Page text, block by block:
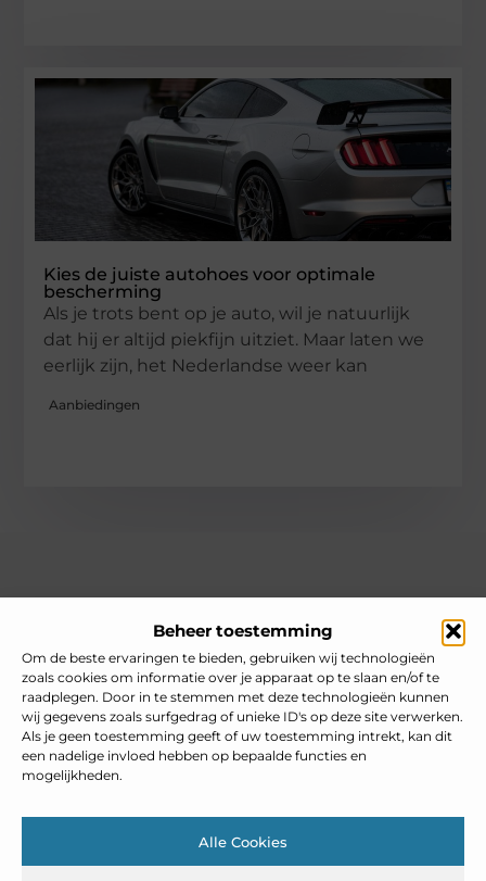
Beheer toestemming
Om de beste ervaringen te bieden, gebruiken wij technologieën
zoals cookies om informatie over je apparaat op te slaan en/of te
raadplegen. Door in te stemmen met deze technologieën kunnen
wij gegevens zoals surfgedrag of unieke ID's op deze site verwerken.
Als je geen toestemming geeft of uw toestemming intrekt, kan dit
een nadelige invloed hebben op bepaalde functies en
mogelijkheden.
Alle Cookies
Kies de juiste autohoes voor optimale
bescherming
Als je trots bent op je auto, wil je natuurlijk
dat hij er altijd piekfijn uitziet. Maar laten we
eerlijk zijn, het Nederlandse weer kan
Aanbiedingen
Jouw gids voor inspiratie en tips uit het dagelijks leven.
Ontdek een brede verzameling blogs en artikelen die je helpen
om het meeste uit elke dag te halen, met praktische adviezen
en verrassende inzichten.
Bericht categorie